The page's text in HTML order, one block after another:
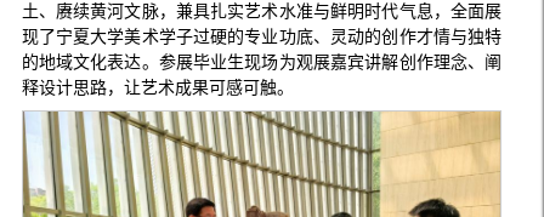
土、赓续黄河文脉，兼具扎实艺术水准与鲜明时代气息，全面展
现了宁夏大学美术学子过硬的专业功底、灵动的创作才情与独特
的地域文化表达。参展毕业生现场为观展嘉宾讲解创作理念、阐
释设计思路，让艺术成果可感可触。